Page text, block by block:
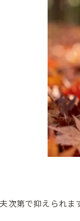
次第で抑えられま